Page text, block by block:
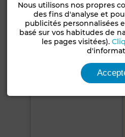
Nous utilisons nos propres
des fins d'analyse et
publicités personnalisées
basé sur vos habitudes de
les pages visitées).